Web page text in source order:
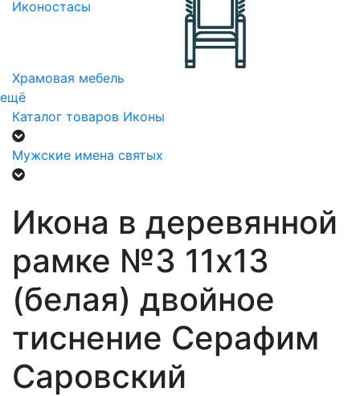
Иконостасы
Храмовая мебель
ещё
Каталог товаров Иконы
Мужские имена святых
Икона в деревянной
рамке №3 11х13
(белая) двойное
тиснение Серафим
Саровский